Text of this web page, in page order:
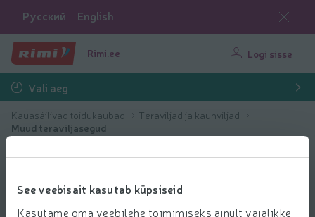
See veebisait kasutab küpsiseid
Kasutame oma veebilehe toimimiseks ainult vajalikke
Русский English
Rimi.ee Logi sisse
Vali aeg
Kauasäilivad toidukaubad
Teraviljad ja kaunviljad
Muud teraviljasegud